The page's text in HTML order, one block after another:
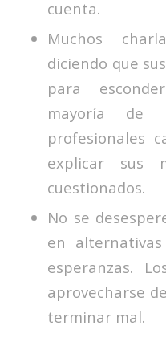
cuenta.
Muchos
diciendo que
para
mayoría de
profesionales
explicar sus
cuestionados.
No se
en
esperanzas.
aprovecharse
terminar mal.